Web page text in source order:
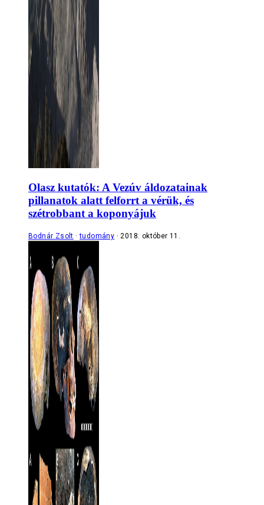
Olasz kutatók: A Vezúv áldozatainak
pillanatok alatt felforrt a vérük, és
szétrobbant a koponyájuk
Bodnár Zsolt tudomány 2018. október 11.